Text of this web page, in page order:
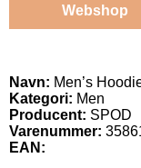
Webshop
Navn: Men’s
Kategori: Men
Producent: SPOD
Varenummer:
EAN: